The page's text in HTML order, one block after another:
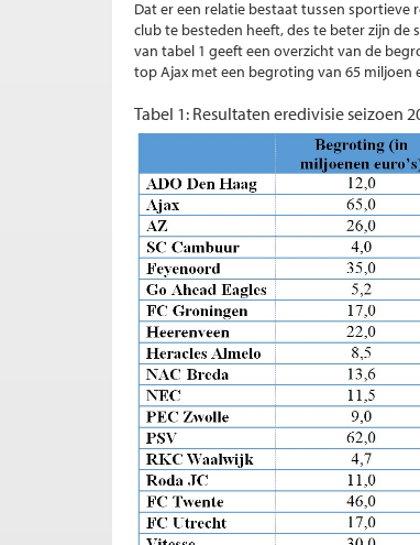
Dat er een relatie bestaat tussen sportieve
club te besteden heeft, des te beter zijn de
van tabel 1 geeft een overzicht van de
top Ajax met een begroting van 65 miljoen
Tabel 1: Resultaten eredivisie seizoen